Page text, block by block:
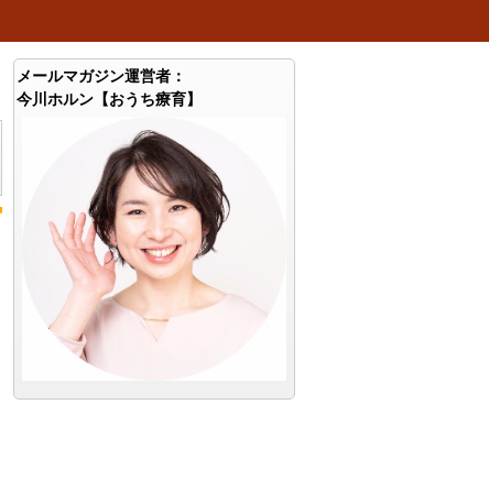
メールマガジン運営者：
今川ホルン【おうち療育】